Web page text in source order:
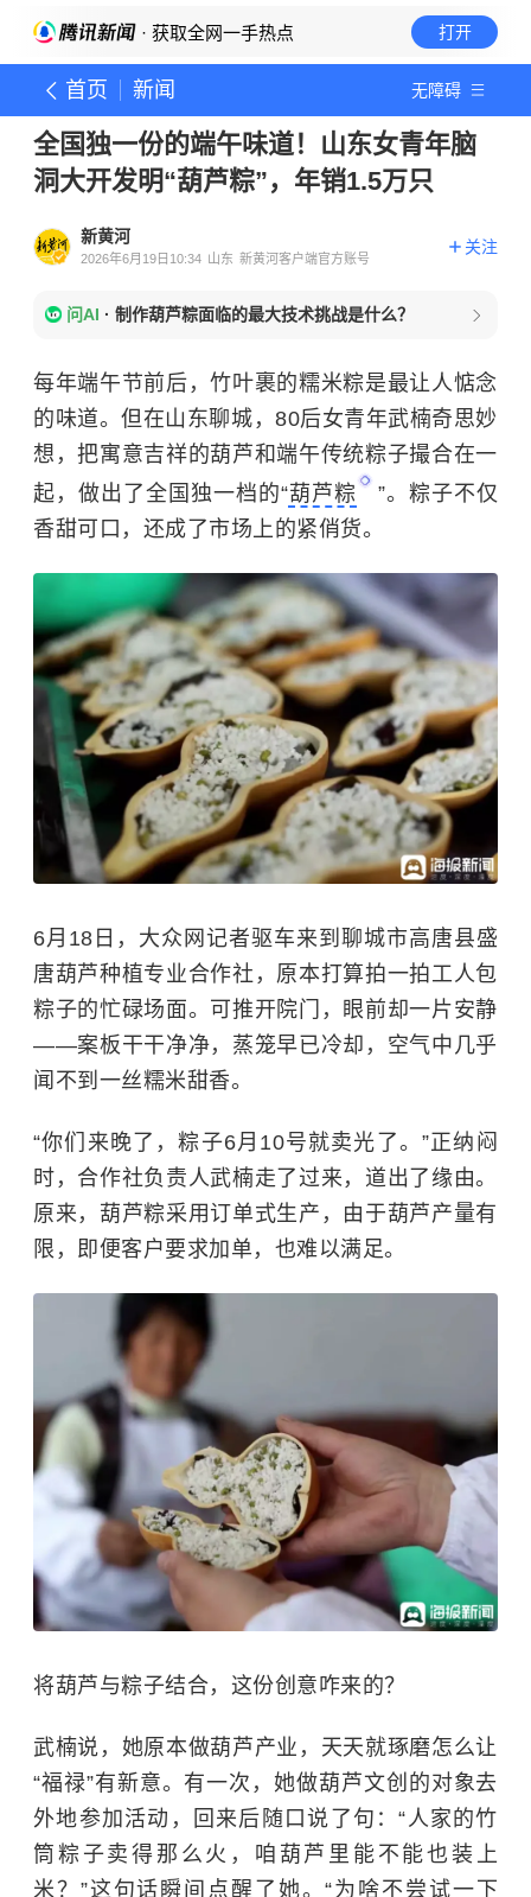
· 获取全网一手热点 打开
首页 新闻 无障碍
全国独一份的端午味道！山东女青年脑
洞大开发明“葫芦粽”，年销1.5万只
新黄河
2026年6月19日10:34 山东 新黄河客户端官方账号
关注
问AI · 制作葫芦粽面临的最大技术挑战是什么？
每年端午节前后，竹叶裹的糯米粽是最让人惦念
的味道。但在山东聊城，80后女青年武楠奇思妙
想，把寓意吉祥的葫芦和端午传统粽子撮合在一
起，做出了全国独一档的“葫芦粽
”。粽子不仅
香甜可口，还成了市场上的紧俏货。
6月18日，大众网记者驱车来到聊城市高唐县盛
唐葫芦种植专业合作社，原本打算拍一拍工人包
粽子的忙碌场面。可推开院门，眼前却一片安静
——案板干干净净，蒸笼早已冷却，空气中几乎
闻不到一丝糯米甜香。
“你们来晚了，粽子6月10号就卖光了。”正纳闷
时，合作社负责人武楠走了过来，道出了缘由。
原来，葫芦粽采用订单式生产，由于葫芦产量有
限，即便客户要求加单，也难以满足。
将葫芦与粽子结合，这份创意咋来的？
武楠说，她原本做葫芦产业，天天就琢磨怎么让
“福禄”有新意。有一次，她做葫芦文创的对象去
外地参加活动，回来后随口说了句：“人家的竹
筒粽子卖得那么火，咱葫芦里能不能也装上
米？”这句话瞬间点醒了她。“为啥不尝试一下